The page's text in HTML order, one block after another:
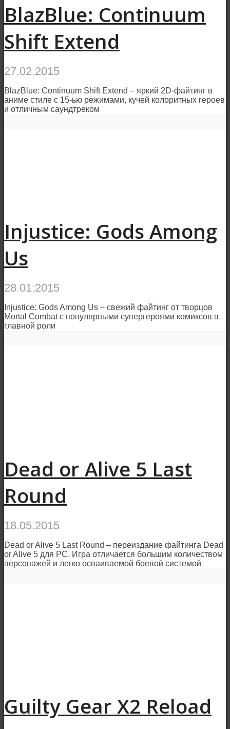
BlazBlue: Continuum
Shift Extend
27.02.2015
BlazBlue: Continuum Shift Extend – яркий 2D-файтинг в
аниме стиле с 15-ью режимами, кучей колоритных героев
и отличным саундтреком
Injustice: Gods Among
Us
28.01.2015
Injustice: Gods Among Us – свежий файтинг от творцов
Mortal Combat с популярными супергероями комиксов в
главной роли
Dead or Alive 5 Last
Round
18.05.2015
Dead or Alive 5 Last Round – переиздание файтинга Dead
or Alive 5 для РС. Игра отличается большим количеством
персонажей и легко осваиваемой боевой системой
Guilty Gear X2 Reload